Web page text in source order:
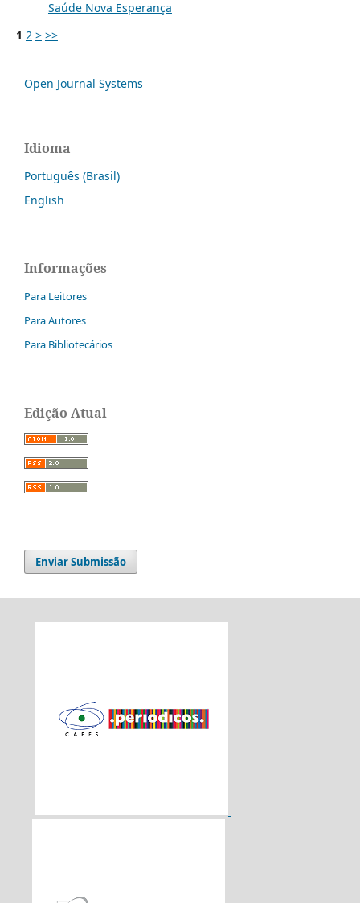
Saúde Nova Esperança
1 2 > >>
Open Journal Systems
Idioma
Português (Brasil)
English
Informações
Para Leitores
Para Autores
Para Bibliotecários
Edição Atual
Enviar Submissão